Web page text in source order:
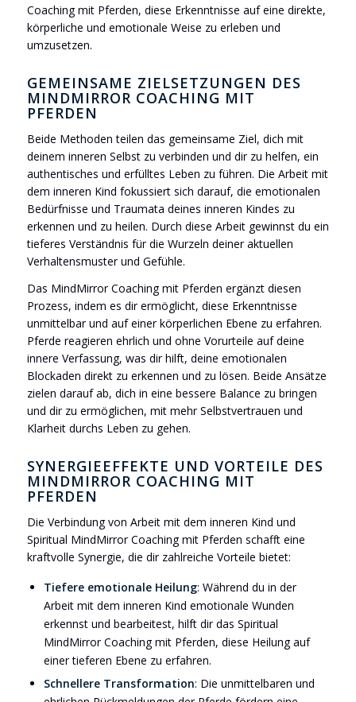
Coaching mit Pferden, diese Erkenntnisse auf eine direkte,
körperliche und emotionale Weise zu erleben und
umzusetzen.
GEMEINSAME ZIELSETZUNGEN DES
MINDMIRROR COACHING MIT
PFERDEN
Beide Methoden teilen das gemeinsame Ziel, dich mit
deinem inneren Selbst zu verbinden und dir zu helfen, ein
authentisches und erfülltes Leben zu führen. Die Arbeit mit
dem inneren Kind fokussiert sich darauf, die emotionalen
Bedürfnisse und Traumata deines inneren Kindes zu
erkennen und zu heilen. Durch diese Arbeit gewinnst du ein
tieferes Verständnis für die Wurzeln deiner aktuellen
Verhaltensmuster und Gefühle.
Das MindMirror Coaching mit Pferden ergänzt diesen
Prozess, indem es dir ermöglicht, diese Erkenntnisse
unmittelbar und auf einer körperlichen Ebene zu erfahren.
Pferde reagieren ehrlich und ohne Vorurteile auf deine
innere Verfassung, was dir hilft, deine emotionalen
Blockaden direkt zu erkennen und zu lösen. Beide Ansätze
zielen darauf ab, dich in eine bessere Balance zu bringen
und dir zu ermöglichen, mit mehr Selbstvertrauen und
Klarheit durchs Leben zu gehen.
SYNERGIEEFFEKTE UND VORTEILE DES
MINDMIRROR COACHING MIT
PFERDEN
Die Verbindung von Arbeit mit dem inneren Kind und
Spiritual MindMirror Coaching mit Pferden schafft eine
kraftvolle Synergie, die dir zahlreiche Vorteile bietet:
Tiefere emotionale Heilung: Während du in der
Arbeit mit dem inneren Kind emotionale Wunden
erkennst und bearbeitest, hilft dir das Spiritual
MindMirror Coaching mit Pferden, diese Heilung auf
einer tieferen Ebene zu erfahren.
Schnellere Transformation: Die unmittelbaren und